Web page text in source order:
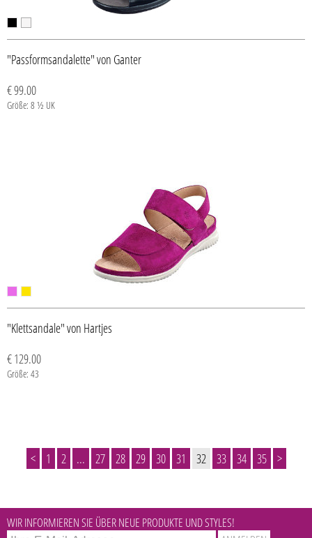
"Passformsandalette" von Ganter
€ 99.00
Größe: 8 ½ UK
"Klettsandale" von Hartjes
€ 129.00
Größe: 43
< 1 2 ... 27 28 29 30 31 32 33 34 35 >
WIR INFORMIEREN SIE ÜBER NEUE PRODUKTE UND STYLES!